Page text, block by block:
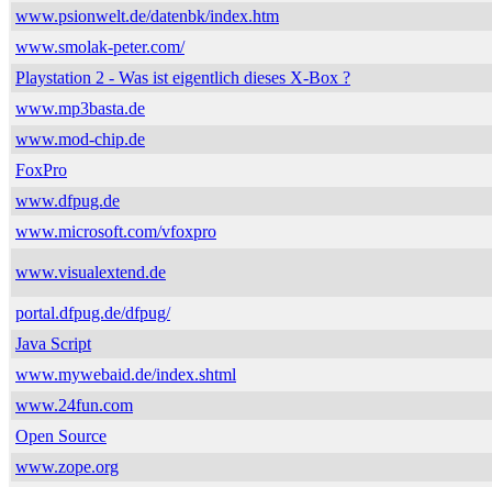
www.psionwelt.de/datenbk/index.htm
www.smolak-peter.com/
Playstation 2 - Was ist eigentlich dieses X-Box ?
www.mp3basta.de
www.mod-chip.de
FoxPro
www.dfpug.de
www.microsoft.com/vfoxpro
www.visualextend.de
portal.dfpug.de/dfpug/
Java Script
www.mywebaid.de/index.shtml
www.24fun.com
Open Source
www.zope.org